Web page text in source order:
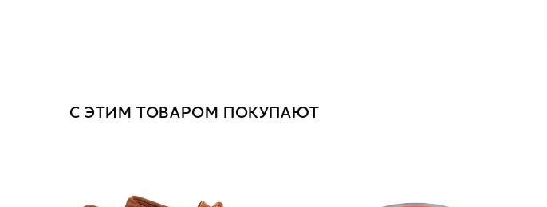
С ЭТИМ ТОВАРОМ ПОКУПАЮТ